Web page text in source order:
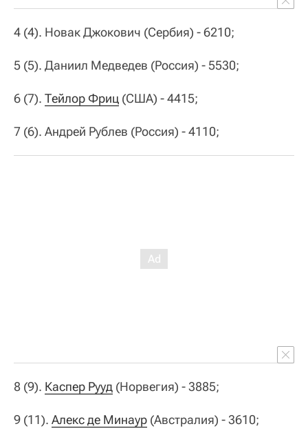
4 (4). Новак Джокович (Сербия) - 6210;
5 (5). Даниил Медведев (Россия) - 5530;
6 (7). Тейлор Фриц (США) - 4415;
7 (6). Андрей Рублев (Россия) - 4110;
8 (9). Каспер Рууд (Норвегия) - 3885;
9 (11). Алекс де Минаур (Австралия) - 3610;